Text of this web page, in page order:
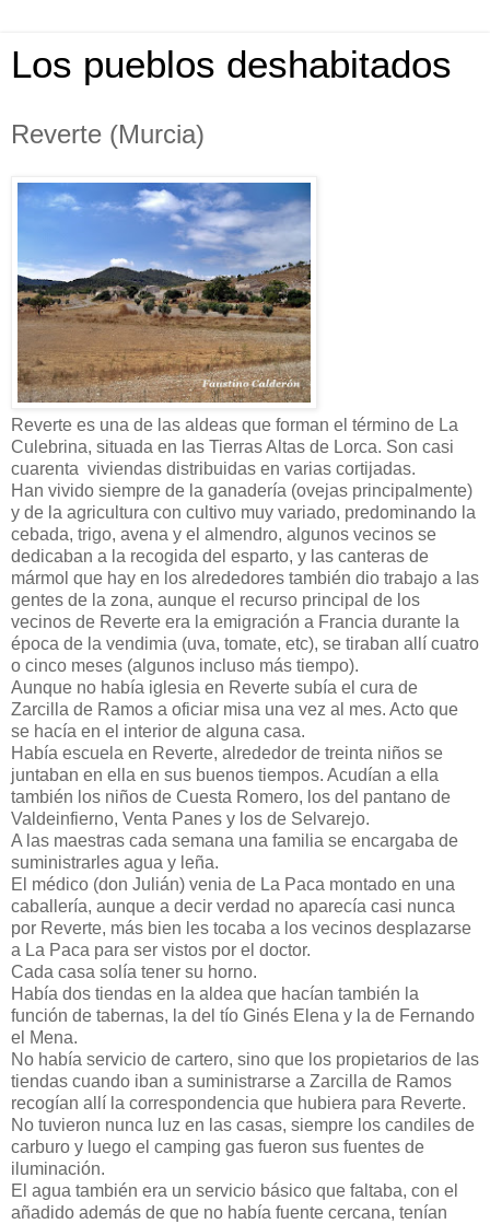
Los pueblos deshabitados
Reverte (Murcia)
Reverte es una de las aldeas que forman el término de La
Culebrina, situada en las Tierras Altas de Lorca. Son casi
cuarenta viviendas distribuidas en varias cortijadas.
Han vivido siempre de la ganadería (ovejas principalmente)
y de la agricultura con cultivo muy variado, predominando la
cebada, trigo, avena y el almendro, algunos vecinos se
dedicaban a la recogida del esparto, y las canteras de
mármol que hay en los alrededores también dio trabajo a las
gentes de la zona, aunque el recurso principal de los
vecinos de Reverte era la emigración a Francia durante la
época de la vendimia (uva, tomate, etc), se tiraban allí cuatro
o cinco meses (algunos incluso más tiempo).
Aunque no había iglesia en Reverte subía el cura de
Zarcilla de Ramos a oficiar misa una vez al mes. Acto que
se hacía en el interior de alguna casa.
Había escuela en Reverte, alrededor de treinta niños se
juntaban en ella en sus buenos tiempos. Acudían a ella
también los niños de Cuesta Romero, los del pantano de
Valdeinfierno, Venta Panes y los de Selvarejo.
A las maestras cada semana una familia se encargaba de
suministrarles agua y leña.
El médico (don Julián) venia de La Paca montado en una
caballería, aunque a decir verdad no aparecía casi nunca
por Reverte, más bien les tocaba a los vecinos desplazarse
a La Paca para ser vistos por el doctor.
Cada casa solía tener su horno.
Había dos tiendas en la aldea que hacían también la
función de tabernas, la del tío Ginés Elena y la de Fernando
el Mena.
No había servicio de cartero, sino que los propietarios de las
tiendas cuando iban a suministrarse a Zarcilla de Ramos
recogían allí la correspondencia que hubiera para Reverte.
No tuvieron nunca luz en las casas, siempre los candiles de
carburo y luego el camping gas fueron sus fuentes de
iluminación.
El agua también era un servicio básico que faltaba, con el
añadido además de que no había fuente cercana, tenían